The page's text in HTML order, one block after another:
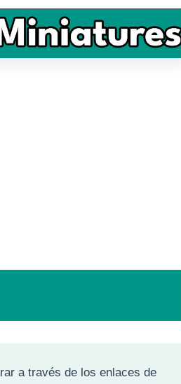
a través de los enlaces de